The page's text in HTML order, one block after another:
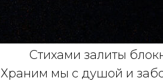
Стихами залиты
Храним мы с душой и